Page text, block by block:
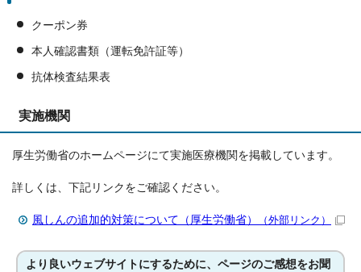
クーポン券
本人確認書類（運転免許証等）
抗体検査結果表
実施機関
厚生労働省のホームページにて実施医療機関を掲載しています。
詳しくは、下記リンクをご確認ください。
風しんの追加的対策について（厚生労働省） （外部リンク）
より良いウェブサイトにするために、ページのご感想をお聞